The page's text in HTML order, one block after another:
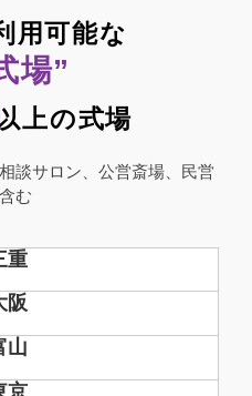
用可能な
場”
上の式場
談サロン、公営斎場、民営
む
重
阪
山